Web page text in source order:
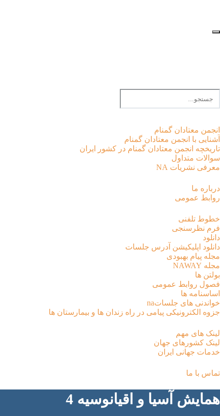
انجمن معتادان گمنام
آشنایی با انجمن معتادان گمنام
تاریخچه انجمن معتادان گمنام در کشور ایران
سوالات متداول
معرفی نشریات NA
درباره ما
روابط عمومی
خطوط تلفنی
فرم نظرسنجی
دانلود
دانلود اپلیکیشن آدرس جلسات
مجله پیام بهبودی
مجله NAWAY
بولتن ها
فصول روابط عمومی
اساسنامه ها
خواندنی های جلساتna
جزوه الکترونیکی پیامی در راه زندان ها و بیمارستان ها
لینک های مهم
لینک کشورهای جهان
خدمات جهانی ایران
تماس با ما
همايش آسیا و اقیانوسیه 4